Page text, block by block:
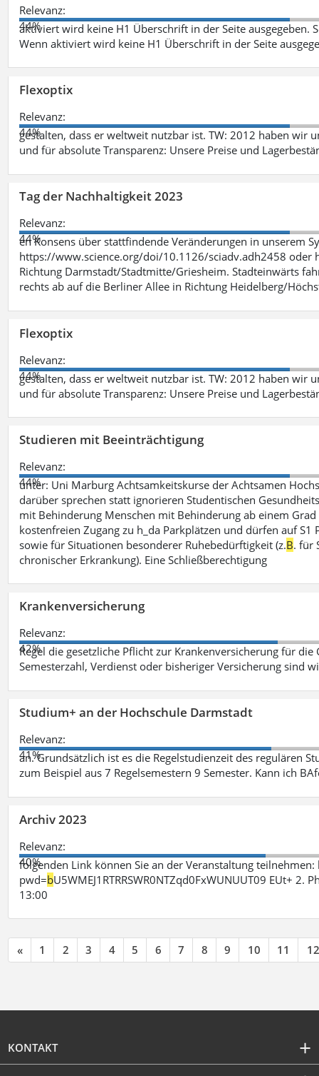
Relevanz:
44%
aktiviert wird keine H1 Überschrift in der Seite ausgegeben.
Wenn aktiviert wird keine H1 Überschrift in der Seite
Flexoptix
Relevanz:
44%
gestalten, dass er weltweit nutzbar ist. TW: 2012 haben wir
und für absolute Transparenz: Unsere Preise und
Tag der Nachhaltigkeit 2023
Relevanz:
44%
en Konsens über stattfindende Veränderungen in unserem
https://www.science.org/doi/10.1126/sciadv.adh2458
Richtung Darmstadt/Stadtmitte/Griesheim. Stadteinwärts
rechts ab auf die Berliner Allee in Richtung Heidelberg/
Flexoptix
Relevanz:
44%
gestalten, dass er weltweit nutzbar ist. TW: 2012 haben wir
und für absolute Transparenz: Unsere Preise und
Studieren mit Beeinträchtigung
Relevanz:
44%
unter: Uni Marburg Achtsamkeitskurse der Achtsamen
darüber sprechen statt ignorieren Studentischen
mit Behinderung Menschen mit Behinderung ab einem
kostenfreien Zugang zu h_da Parkplätzen und dürfen auf
sowie für Situationen besonderer Ruhebedürftigkeit (z.B. für
chronischer Erkrankung). Eine Schließberechtigung
Krankenversicherung
Relevanz:
42%
Regel die gesetzliche Pflicht zur Krankenversicherung für
Semesterzahl, Verdienst oder bisheriger Versicherung sind
Studium+ an der Hochschule Darmstadt
Relevanz:
41%
an. Grundsätzlich ist es die Regelstudienzeit des regulären
zum Beispiel aus 7 Regelsemestern 9 Semester. Kann ich
Archiv 2023
Relevanz:
40%
folgenden Link können Sie an der Veranstaltung
pwd=bU5WMEJ1RTRRSWR0NTZqd0FxWUNUUT09 EUt+
13:00
« 1 2 3 4 5 6 7 8 9 10 11 12
KONTAKT